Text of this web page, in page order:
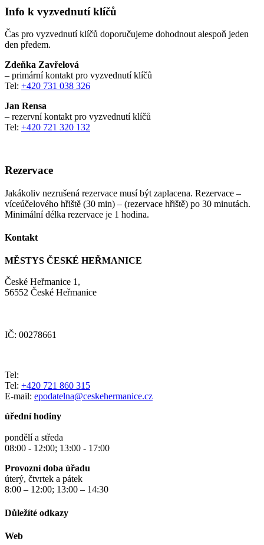
Info k vyzvednutí klíčů
Čas pro vyzvednutí klíčů doporučujeme dohodnout alespoň jeden
den předem.
Zdeňka Zavřelová
– primární kontakt pro vyzvednutí klíčů
Tel: +420 731 038 326
Jan Rensa
– rezervní kontakt pro vyzvednutí klíčů
Tel: +420 721 320 132
Rezervace
Jakákoliv nezrušená rezervace musí být zaplacena. Rezervace –
víceúčelového hřiště (30 min) – (rezervace hřiště) po 30 minutách.
Minimální délka rezervace je 1 hodina.
Kontakt
MĚSTYS ČESKÉ HEŘMANICE
České Heřmanice 1,
56552 České Heřmanice
IČ: 00278661
Tel:
Tel: +420 721 860 315
E-mail: epodatelna@ceskehermanice.cz
úřední hodiny
pondělí a středa
08:00 - 12:00; 13:00 - 17:00
Provozní doba úřadu
úterý, čtvrtek a pátek
8:00 – 12:00; 13:00 – 14:30
Důležíté odkazy
Web